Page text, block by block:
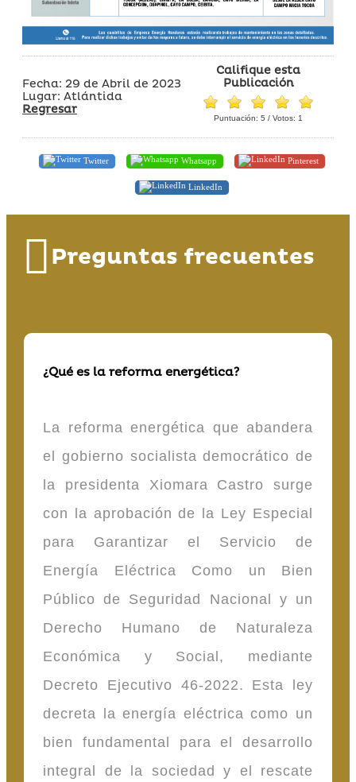
Fecha: 29 de Abril de 2023
Lugar: Atlántida
Regresar
Califique esta
Publicación
Puntuación: 5 / Votos: 1
Twitter Whatsapp Pinterest
LinkedIn
Preguntas frecuentes
¿Qué es la reforma energética?
La reforma energética que abandera
el gobierno socialista democrático de
la presidenta Xiomara Castro surge
con la aprobación de la Ley Especial
para Garantizar el Servicio de
Energía Eléctrica Como un Bien
Público de Seguridad Nacional y un
Derecho Humano de Naturaleza
Económica y Social, mediante
Decreto Ejecutivo 46-2022. Esta ley
decreta la energía eléctrica como un
bien fundamental para el desarrollo
integral de la sociedad y el rescate